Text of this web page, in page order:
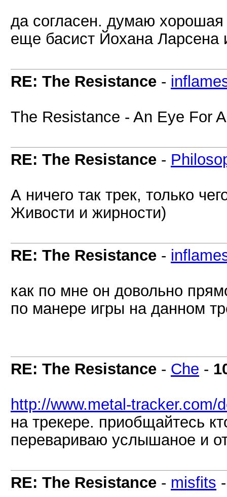
да согласен. думаю хорошая
еще басист Йохана Ларсена
RE: The Resistance -
The Resistance - An Eye For
RE: The Resistance -
А ничего так трек, только
Живости и жирности)
RE: The Resistance -
как по мне он довольно
по манере игры на данном
RE: The Resistance - Che -
http://www.metal-tracker.com/
на трекере. приобщайтесь
перевариваю услышаное и
RE: The Resistance - misfits